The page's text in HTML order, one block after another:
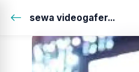
sewa videogafer...